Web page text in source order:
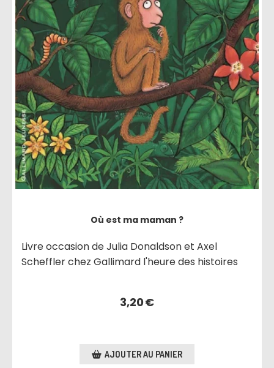
Où est ma maman ?
Livre occasion de Julia Donaldson et Axel
Scheffler chez Gallimard l'heure des histoires
3,20€
AJOUTER AU PANIER